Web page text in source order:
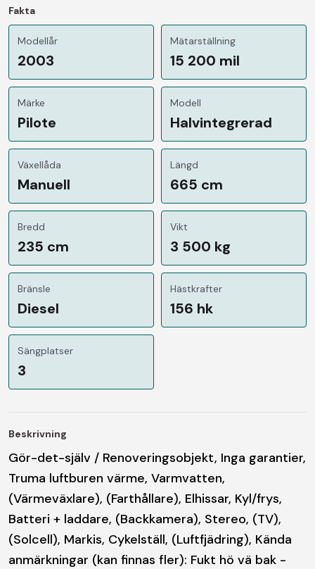
Fakta
Modellår
2003
Mätarställning
15 200 mil
Märke
Pilote
Modell
Halvintegrerad
Växellåda
Manuell
Längd
665 cm
Bredd
235 cm
Vikt
3 500 kg
Bränsle
Diesel
Hästkrafter
156 hk
Sängplatser
3
Beskrivning
Gör-det-själv / Renoveringsobjekt, Inga garantier,
Truma luftburen värme, Varmvatten,
(Värmeväxlare), (Farthållare), Elhissar, Kyl/frys,
Batteri + laddare, (Backkamera), Stereo, (TV),
(Solcell), Markis, Cykelställ, (Luftfjädring), Kända
anmärkningar (kan finnas fler): Fukt hö vä bak -